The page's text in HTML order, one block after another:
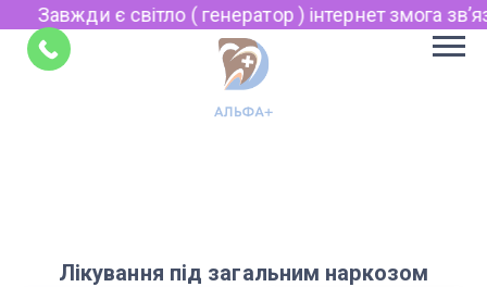
Завжди є світло ( генератор ) інтернет змога
Лікування під загальним наркозом